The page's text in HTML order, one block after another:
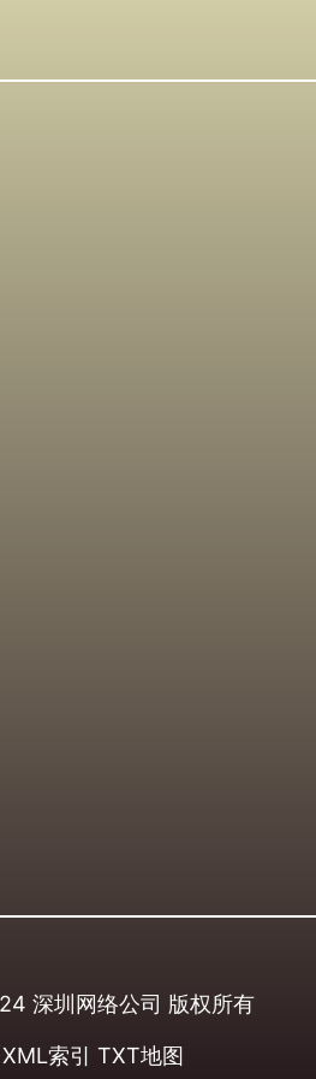
深圳网络公司 版权所有
XML索引 TXT地图